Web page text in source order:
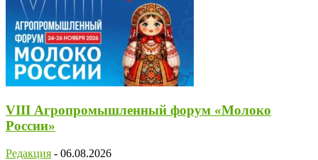
VIII Агропромышленный форум «Молоко
России»
Редакция - 06.08.2026